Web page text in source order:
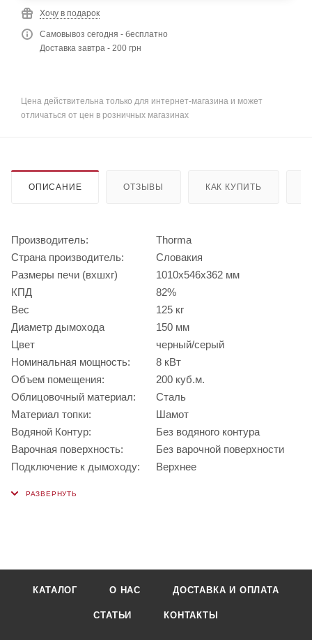
Хочу в подарок
Самовывоз сегодня - бесплатно
Доставка завтра - 200 грн
Цена действительна только для интернет-магазина и может
отличаться от цен в розничных магазинах
ОПИСАНИЕ ОТЗЫВЫ КАК КУПИТЬ
Производитель:
Thorma
Страна производитель:
Словакия
Размеры печи (вхшхг)
1010х546х362 мм
КПД
82%
Вес
125 кг
Диаметр дымохода
150 мм
Цвет
черный/серый
Номинальная мощность:
8 кВт
Объем помещения:
200 куб.м.
Облицовочный материал:
Сталь
Материал топки:
Шамот
Водяной Контур:
Без водяного контура
Варочная поверхность:
Без варочной поверхности
Подключение к дымоходу:
Верхнее
КАТАЛОГ О НАС ДОСТАВКА И ОПЛАТА
СТАТЬИ КОНТАКТЫ